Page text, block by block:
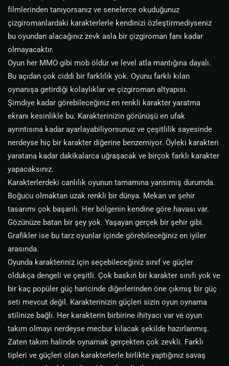
filmlerinden tanıyorsanız ve senelerce okuduğunuz
çizgiromanlardaki karakterlerle kendinizi özleştirmediyseniz
bu oyundan alacağınız zevk asla bir çizgiroman fanı kadar
olmayacaktır.
Oyun her MMO gibi mob öldür ve level atla mantığına dayalı.
Bu açıdan çok ciddi bir farklılık yok. Oyunu farklı kılan
oynanışa getirdiği kolaylıklar ve çizgiroman altyapısı.
Şimdiye kadar görebileceğiniz en renkli karakter yaratma
ekranı kesinlikle bu. Karakterinizin görünüşü en ufak
ayrıntısına kadar ayarlayabiliyorsunuz ve çeşitlilik sayesinde
nerdeyse hiç bir karakter diğerine benzemiyor. Öyleki karakteri
yaratana kadar dakikalarca uğraşacak ve birçok farklı karakter
yapacaksınız.
Karakterlerdeki canlılık oyunun tamamına yansımış durumda.
Boğucu olmaktan uzak renkli bir dünya. Mekan ve şehir
tasarımı çok başarılı. Her bölgenin kendine göre havası var.
Gözünüze batan bir şey yok. Yaşayan gerçek bir şehir gibi.
Grafikler ise bu tarz oyunlar içinde görebileceğiniz en iyiler
arasında.
Oyunda karakteriniz için seçebileceğiniz sınıf ve güçler
oldukça dengeli ve çeşitli. Çok baskın bir karakter sınıfı yok ve
bir kaç popüler güç haricinde diğerlerinden öne çıkmış bir güç
seti mevcut değil. Karakterinizin güçleri sizin oyun oynama
stilinize bağlı. Her karakterin birbirine ihityacı var ve oyun
takım olmayı nerdeyse mecbur kılacak şekilde hazırlanmış.
Zaten takım halinde oynamak gerçekten çok zevkli. Farklı
tipleri ve güçleri olan karakterlerle birlikte yaptığınız savaş